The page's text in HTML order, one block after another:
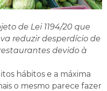
de Lei 1194/20 que
reduzir desperdício de
devido à
hábitos e a máxima
o mesmo parece fazer